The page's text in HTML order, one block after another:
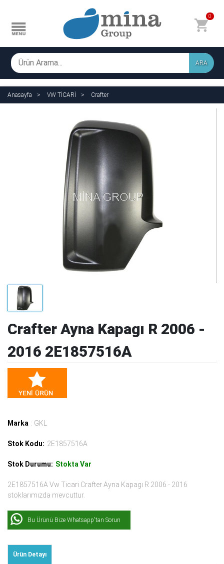
0
ARA
Anasayfa VW TİCARİ Crafter
Crafter Ayna Kapagı R 2006 -
2016 2E1857516A
Marka : GKL
Stok Kodu: 2E1857516A
Stok Durumu: Stokta Var
2E1857516A Vw Ticari Crafter Ayna Kapagı R 2006 - 2016
stoklarımızda mevcuttur.
Bu Ürünü Bize Whatsapp'tan Sorun
Ürün Detayı